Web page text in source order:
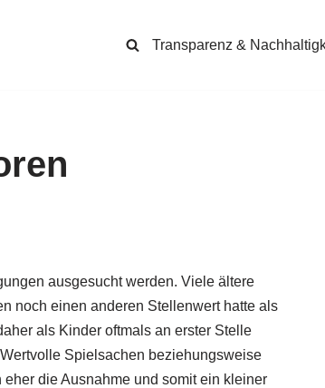
Transparenz &
ausgesucht werden. Viele ältere
noch einen anderen Stellenwert hatte als
als Kinder oftmals an erster Stelle
Spielsachen beziehungsweise
die Ausnahme und somit ein kleiner